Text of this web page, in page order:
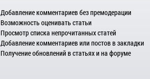
Добавление комментариев без премодерации
Возможность оценивать статьи
Просмотр списка непрочитанных статей
Добавление комментариев или постов в закладки
Получение обновлений в статьях и на форуме